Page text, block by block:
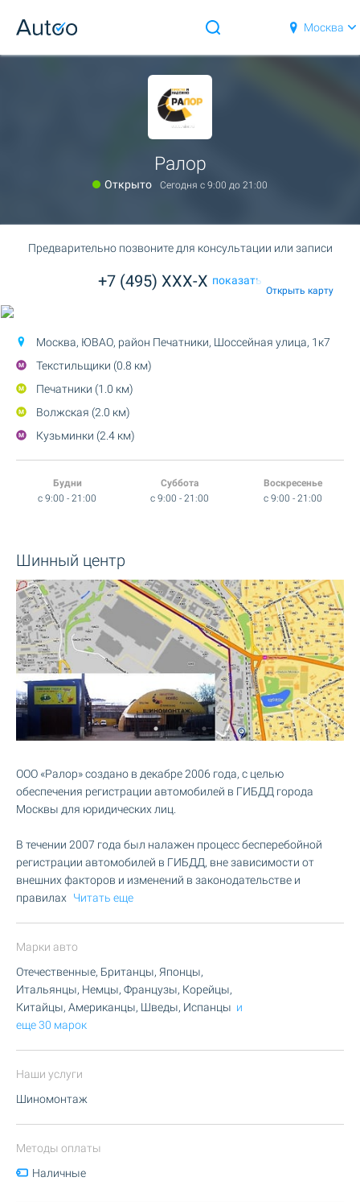
Москва
Ралор
Открыто Сегодня c 9:00 до 21:00
Предварительно позвоните для консультации или записи
+7 (495) XXX-X показать
Открыть карту
Москва, ЮВАО, район Печатники, Шоссейная улица, 1к7
Текстильщики (0.8 км)
Печатники (1.0 км)
Волжская (2.0 км)
Кузьминки (2.4 км)
Будни
c 9:00 - 21:00
Суббота
c 9:00 - 21:00
Воскресенье
c 9:00 - 21:00
Шинный центр
ООО «Ралор» создано в декабре 2006 года, с целью
обеспечения регистрации автомобилей в ГИБДД города
Москвы для юридических лиц.
В течении 2007 года был налажен процесс бесперебойной
регистрации автомобилей в ГИБДД, вне зависимости от
внешних факторов и изменений в законодательстве и
правилах
Читать еще
Марки авто
Отечественные, Британцы, Японцы,
Итальянцы, Немцы, Французы, Корейцы,
Китайцы, Американцы, Шведы, Испанцы и
еще 30 марок
Наши услуги
Шиномонтаж
Методы оплаты
Наличные